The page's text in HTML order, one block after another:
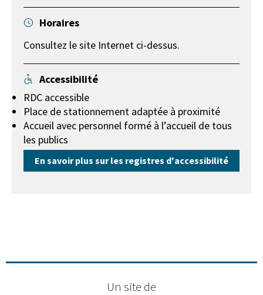
Horaires
Consultez le site Internet ci-dessus.
Accessibilité
RDC accessible
Place de stationnement adaptée à proximité
Accueil avec personnel formé à l’accueil de tous
les publics
En savoir plus sur les registres d'accessibilité
Un site de